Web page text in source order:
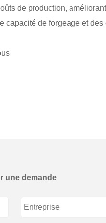
de production,
de forgeage et
une demande